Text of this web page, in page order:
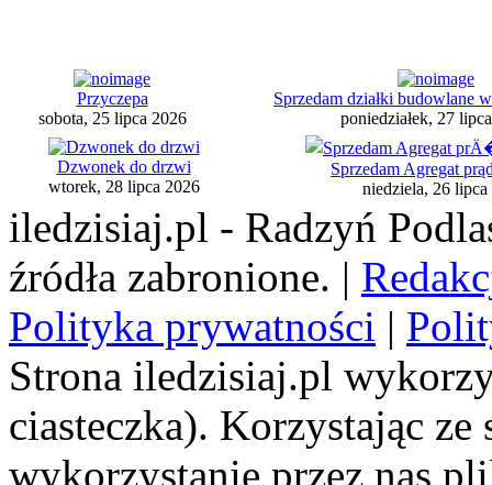
Przyczepa
sobota, 25 lipca 2026
Sprzedam działki budowlane
poniedziałek, 27
Dzwonek do drzwi
wtorek, 28 lipca 2026
Sprzedam Agregat
niedziela, 26 lipca
iledzisiaj.pl - Radzyń
źródła zabronione. |
Polityka prywatności |
Strona iledzisiaj.pl
ciasteczka). Korzystając
wykorzystanie przez nas